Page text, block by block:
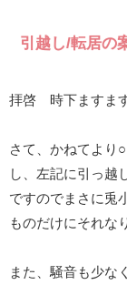
引越し/転居
拝啓 時下ますま
さて、かねてより
し、左記に引っ越
ですのでまさに兎
ものだけにそれな
また、騒音も少な